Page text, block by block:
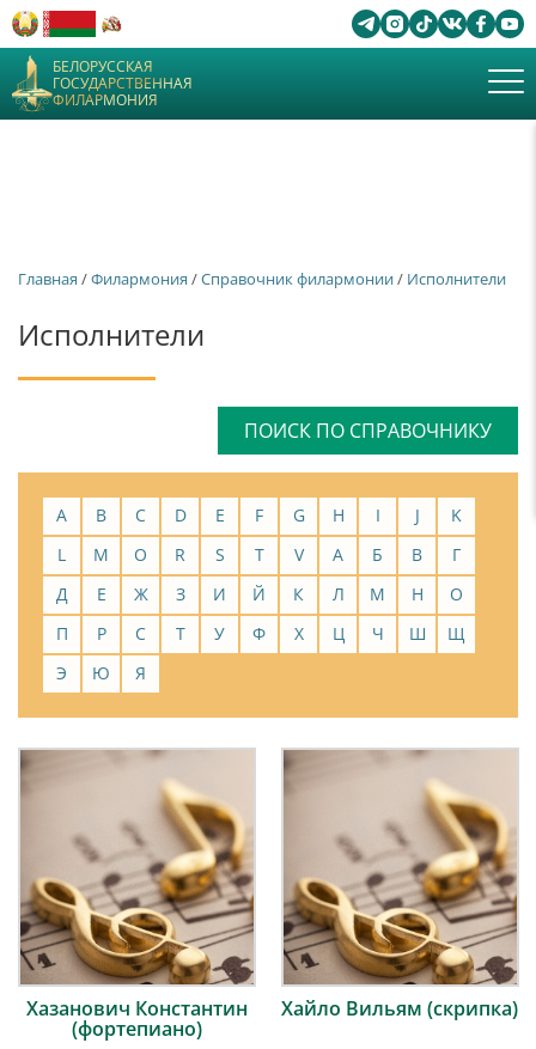
БЕЛОРУССКАЯ
ГОСУДАРСТВЕННАЯ
ФИЛАРМОНИЯ
Главная /Филармония /Справочник филармонии/ Исполнители
Исполнители
ПОИСК ПО СПРАВОЧНИКУ
A B C D E F G H I J
K
L
M O R S T V А Б В
Г
Д
Е Ж З И Й К Л М Н
О
П
Р С Т У Ф Х Ц Ч Ш
Щ
Э
Ю Я
Хазанович Константин
(фортепиано)
Хайло Вильям (скрипка)